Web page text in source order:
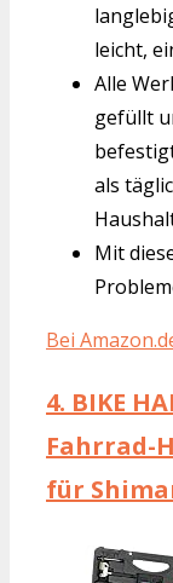
leicht,
Alle
gefüllt
als
Mit
Bei
4. BIKE
Fahrrad-
für